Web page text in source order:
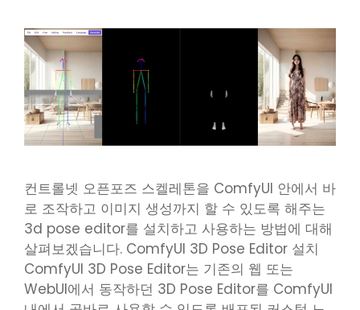
컨트롤넷 오픈포즈 스켈레톤을 ComfyUI 안에서 바
로 조작하고 이미지 생성까지 할 수 있도록 해주는
3d pose editor를 설치하고 사용하는 방법에 대해
살펴보겠습니다. ComfyUI 3D Pose Editor 설치
ComfyUI 3D Pose Editor는 기존의 웹 또는
WebUI에서 동작하던 3D Pose Editor를 ComfyUI